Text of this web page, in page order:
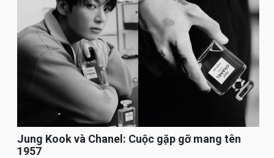
Jung Kook và Chanel: Cuộc gặp gỡ mang tên
1957